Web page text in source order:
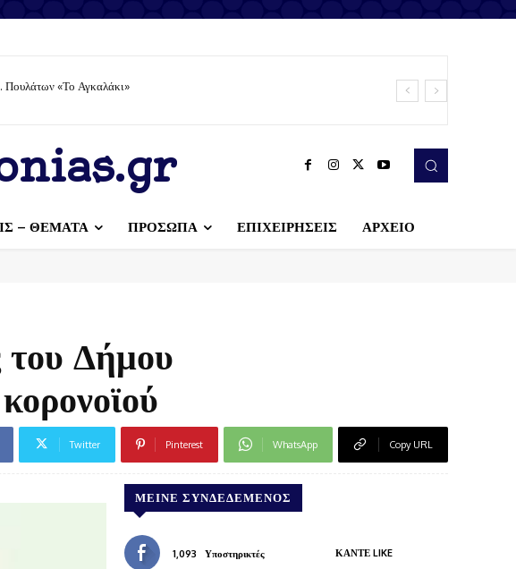
Πουλάτων «Το Αγκαλάκι»
– ΘΕΜΑΤΑ ΠΡΟΣΩΠΑ ΕΠΙΧΕΙΡΗΣΕΙΣ ΑΡΧΕΙΟ
του Δήμου
Twitter Pinterest WhatsApp Copy URL
ΜΕΊΝΕ ΣΥΝΔΕΔΕΜΈΝΟΣ
1,093 Υποστηρικτές ΚΆΝΤΕ LIKE